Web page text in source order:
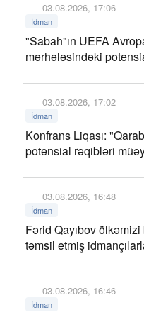
03.08.2026, 17:06
İdman
"Sabah"ın UEFA
mərhələsindəki
03.08.2026, 17:02
İdman
Konfrans Liqası:
potensial rəqibləri
03.08.2026, 16:48
İdman
Fərid Qayıbov
təmsil etmiş
03.08.2026, 16:46
İdman